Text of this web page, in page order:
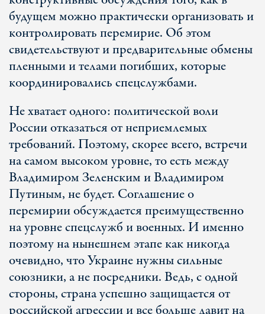
будущем можно практически организовать и
контролировать перемирие. Об этом
свидетельствуют и предварительные обмены
пленными и телами погибших, которые
координировались спецслужбами.
Не хватает одного: политической воли
России отказаться от неприемлемых
требований. Поэтому, скорее всего, встречи
на самом высоком уровне, то есть между
Владимиром Зеленским и Владимиром
Путиным, не будет. Соглашение о
перемирии обсуждается преимущественно
на уровне спецслужб и военных. И именно
поэтому на нынешнем этапе как никогда
очевидно, что Украине нужны сильные
союзники, а не посредники. Ведь, с одной
стороны, страна успешно защищается от